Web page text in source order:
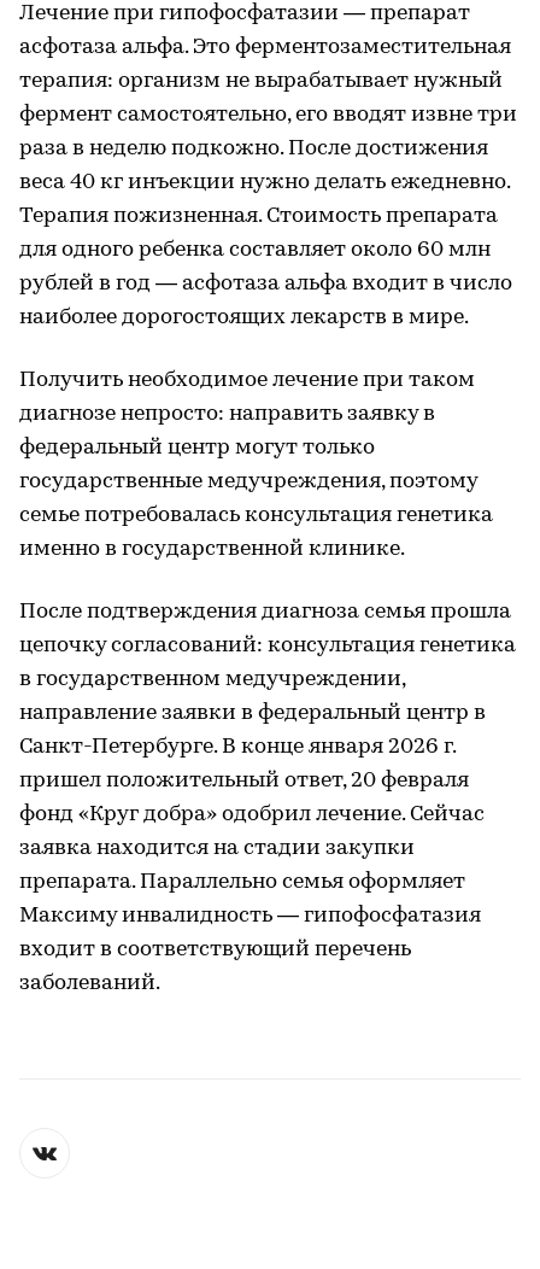
Лечение при гипофосфатазии — препарат
асфотаза альфа. Это ферментозаместительная
терапия: организм не вырабатывает нужный
фермент самостоятельно, его вводят извне три
раза в неделю подкожно. После достижения
веса 40 кг инъекции нужно делать ежедневно.
Терапия пожизненная. Стоимость препарата
для одного ребенка составляет около 60 млн
рублей в год — асфотаза альфа входит в число
наиболее дорогостоящих лекарств в мире.
Получить необходимое лечение при таком
диагнозе непросто: направить заявку в
федеральный центр могут только
государственные медучреждения, поэтому
семье потребовалась консультация генетика
именно в государственной клинике.
После подтверждения диагноза семья прошла
цепочку согласований: консультация генетика
в государственном медучреждении,
направление заявки в федеральный центр в
Санкт-Петербурге. В конце января 2026 г.
пришел положительный ответ, 20 февраля
фонд «Круг добра» одобрил лечение. Сейчас
заявка находится на стадии закупки
препарата. Параллельно семья оформляет
Максиму инвалидность — гипофосфатазия
входит в соответствующий перечень
заболеваний.